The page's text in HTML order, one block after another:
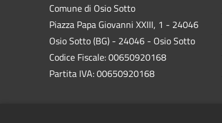
Comune di Osio Sotto
Piazza Papa Giovanni XXIII, 1 - 24046
Osio Sotto (BG) - 24046 - Osio Sotto
Codice Fiscale: 00650920168
Partita IVA: 00650920168